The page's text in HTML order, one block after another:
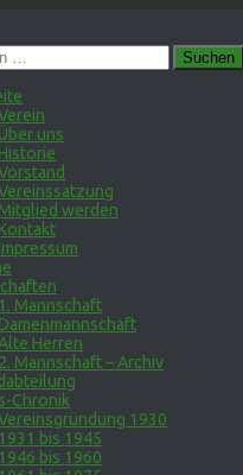
Über uns
Historie
Mitglied werden
Kontakt
Impressum
1. Mannschaft
Damenmannschaft
Herren
2. Mannschaft – Archiv
Chronik
1930
1931 bis 1945
1946 bis 1960